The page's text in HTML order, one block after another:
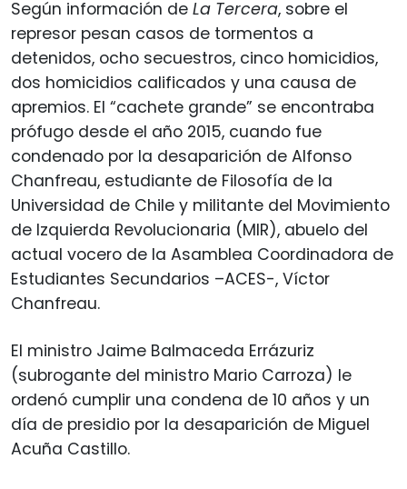
Según información de La Tercera, sobre el
represor pesan casos de tormentos a
detenidos, ocho secuestros, cinco homicidios,
dos homicidios calificados y una causa de
apremios. El “cachete grande” se encontraba
prófugo desde el año 2015, cuando fue
condenado por la desaparición de Alfonso
Chanfreau, estudiante de Filosofía de la
Universidad de Chile y militante del Movimiento
de Izquierda Revolucionaria (MIR), abuelo del
actual vocero de la Asamblea Coordinadora de
Estudiantes Secundarios –ACES-, Víctor
Chanfreau.
El ministro Jaime Balmaceda Errázuriz
(subrogante del ministro Mario Carroza) le
ordenó cumplir una condena de 10 años y un
día de presidio por la desaparición de Miguel
Acuña Castillo.